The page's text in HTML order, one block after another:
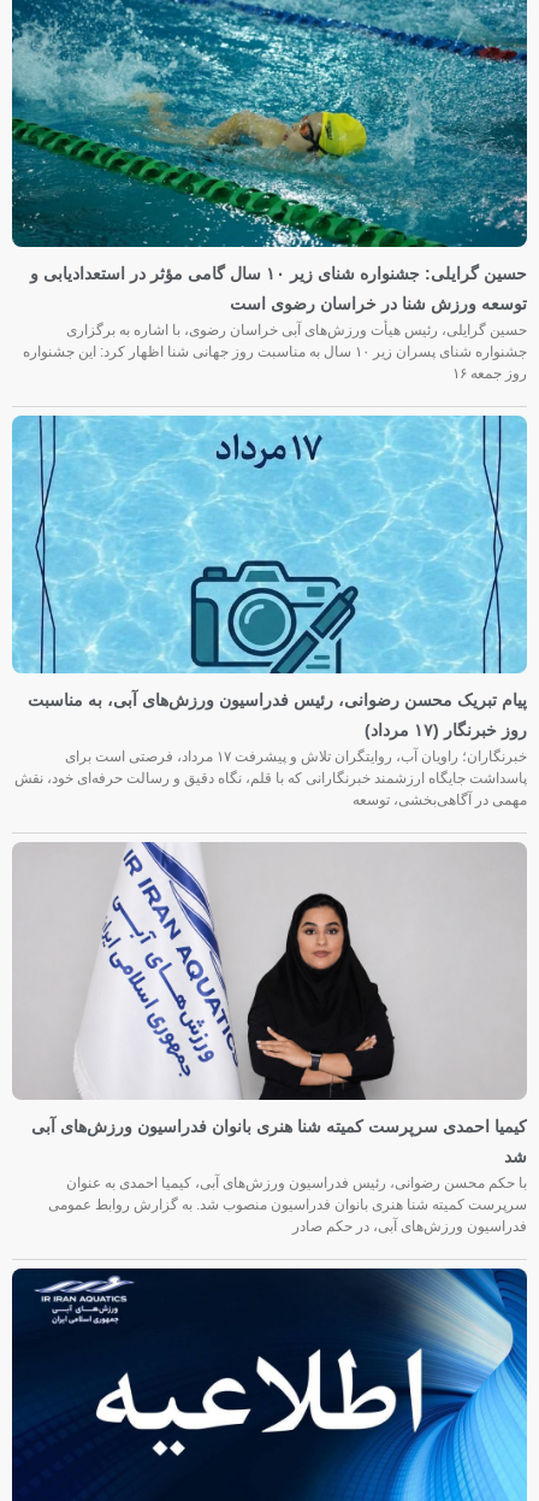
حسین گرایلی: جشنواره شنای زیر ۱۰ سال گامی مؤثر در استعدادیابی و
توسعه ورزش شنا در خراسان رضوی است
حسین گرایلی، رئیس هیأت ورزش‌های آبی خراسان رضوی، با اشاره به برگزاری
جشنواره شنای پسران زیر ۱۰ سال به مناسبت روز جهانی شنا اظهار کرد: این جشنواره
روز جمعه‌ ۱۶
پیام تبریک محسن رضوانی، رئیس فدراسیون ورزش‌های آبی، به مناسبت
روز خبرنگار (۱۷ مرداد)
خبرنگاران؛ راویان آب، روایتگران تلاش و پیشرفت ۱۷ مرداد، فرصتی است برای
پاسداشت جایگاه ارزشمند خبرنگارانی که با قلم، نگاه دقیق و رسالت حرفه‌ای خود، نقش
مهمی در آگاهی‌بخشی، توسعه
کیمیا احمدی سرپرست کمیته شنا هنری بانوان فدراسیون ورزش‌های آبی
شد
با حکم محسن رضوانی، رئیس فدراسیون ورزش‌های آبی، کیمیا احمدی به عنوان
سرپرست کمیته شنا هنری بانوان فدراسیون منصوب شد. به گزارش روابط عمومی
فدراسیون ورزش‌های آبی، در حکم صادر